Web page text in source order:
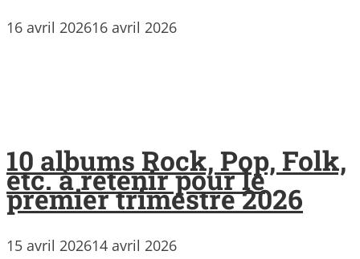
16 avril 202616 avril 2026
10 albums Rock, Pop, Folk,
etc. à retenir pour le
premier trimestre 2026
15 avril 202614 avril 2026